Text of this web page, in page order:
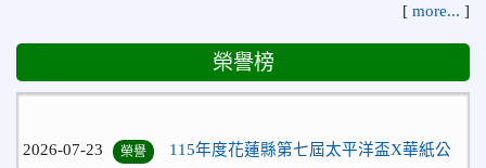
[ more... ]
榮譽榜
益盃PTWA全國自走車競賽AI素養競賽榮獲銅牌